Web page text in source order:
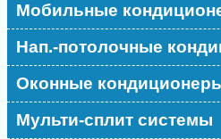
Мобильные
Нап.-потолочные
Оконные
Мульти-сплит системы